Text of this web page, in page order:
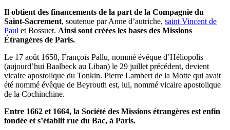
Il obtient des financements de la part de la Compagnie du
Saint-Sacrement, soutenue par Anne d’autriche, saint Vincent de
Paul et Bossuet. Ainsi sont créées les bases des Missions
Étrangères de Paris.
Le 17 août 1658, François Pallu, nommé évêque d’Héliopolis
(aujourd’hui Baalbeck au Liban) le 29 juillet précédent, devient
vicaire apostolique du Tonkin. Pierre Lambert de la Motte qui avait
été nommé évêque de Beyrouth est, lui, nommé vicaire apostolique
de la Cochinchine.
Entre 1662 et 1664, la Société des Missions étrangères est enfin
fondée et s’établit rue du Bac, à Paris.